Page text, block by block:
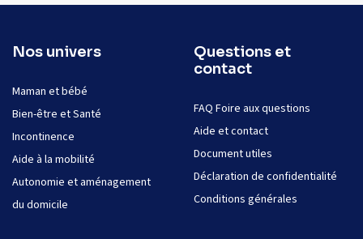
Nos univers
Maman et bébé
Bien-être et Santé
Incontinence
Aide à la mobilité
Autonomie et aménagement
du domicile
Questions et
contact
FAQ Foire aux questions
Aide et contact
Document utiles
Déclaration de confidentialité
Conditions générales